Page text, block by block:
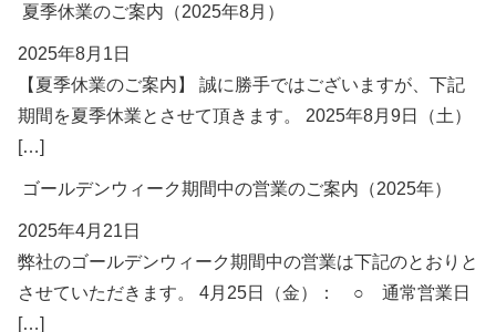
夏季休業のご案内（2025年8月）
2025年8月1日
【夏季休業のご案内】 誠に勝手ではございますが、下記
期間を夏季休業とさせて頂きます。 2025年8月9日（土）
[…]
ゴールデンウィーク期間中の営業のご案内（2025年）
2025年4月21日
弊社のゴールデンウィーク期間中の営業は下記のとおりと
させていただきます。 4月25日（金）： ○ 通常営業日
[…]